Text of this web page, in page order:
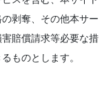
剥奪、その他本サー
賠償請求等必要な措
ものとします。